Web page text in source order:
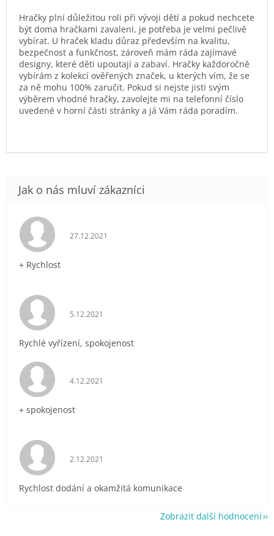
Hračky plní důležitou roli při vývoji dětí a pokud nechcete
být doma hračkami zavaleni, je potřeba je velmi pečlivě
vybírat. U hraček kladu důraz především na kvalitu,
bezpečnost a funkčnost, zároveň mám ráda zajímavé
designy, které děti upoutají a zabaví. Hračky každoročně
vybírám z kolekcí ověřených značek, u kterých vím, že se
za ně mohu 100% zaručit. Pokud si nejste jisti svým
výběrem vhodné hračky, zavolejte mi na telefonní číslo
uvedené v horní části stránky a já Vám ráda poradím.
Hodnocení obchodu je 5 z 5 hvězdiček.
27.12.2021
+ Rychlost
Hodnocení obchodu je 5 z 5 hvězdiček.
5.12.2021
Rychlé vyřízení, spokojenost
Hodnocení obchodu je 5 z 5 hvězdiček.
4.12.2021
+ spokojenost
Hodnocení obchodu je 5 z 5 hvězdiček.
2.12.2021
Rychlost dodání a okamžitá komunikace
Zobrazit další hodnocení